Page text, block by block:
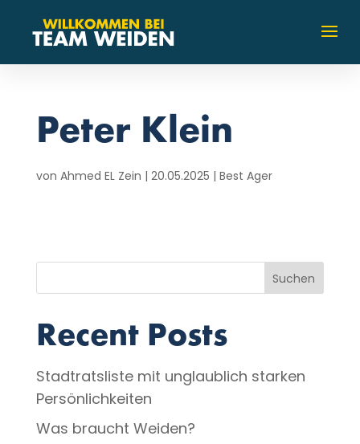
Peter Klein
von Ahmed EL Zein | 20.05.2025 | Best Ager
Suchen
Recent Posts
Stadtratsliste mit unglaublich starken
Persönlichkeiten
Was braucht Weiden?